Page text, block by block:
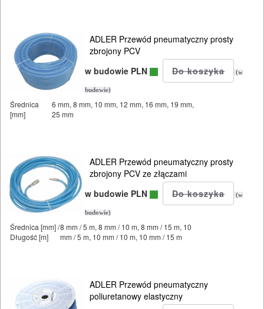
AKCESORIA
KOMPRESORY
NARZĘDZIA
Sprężarki
Akcesoria
Instalacje
armatura
reduktory
i
przewody
ADLER Przewód pneumatyczny prosty
zbrojony PCV
w budowie PLN
(w
budowie)
Średnica
[mm]
6 mm, 8 mm, 10 mm, 12 mm, 16 mm, 19 mm,
25 mm
ADLER Przewód pneumatyczny prosty
zbrojony PCV ze złączami
w budowie PLN
(w
budowie)
Średnica [mm] /
Długość [m]
8 mm / 5 m, 8 mm / 10 m, 8 mm / 15 m, 10
mm / 5 m, 10 mm / 10 m, 10 mm / 15 m
ADLER Przewód pneumatyczny
poliuretanowy elastyczny